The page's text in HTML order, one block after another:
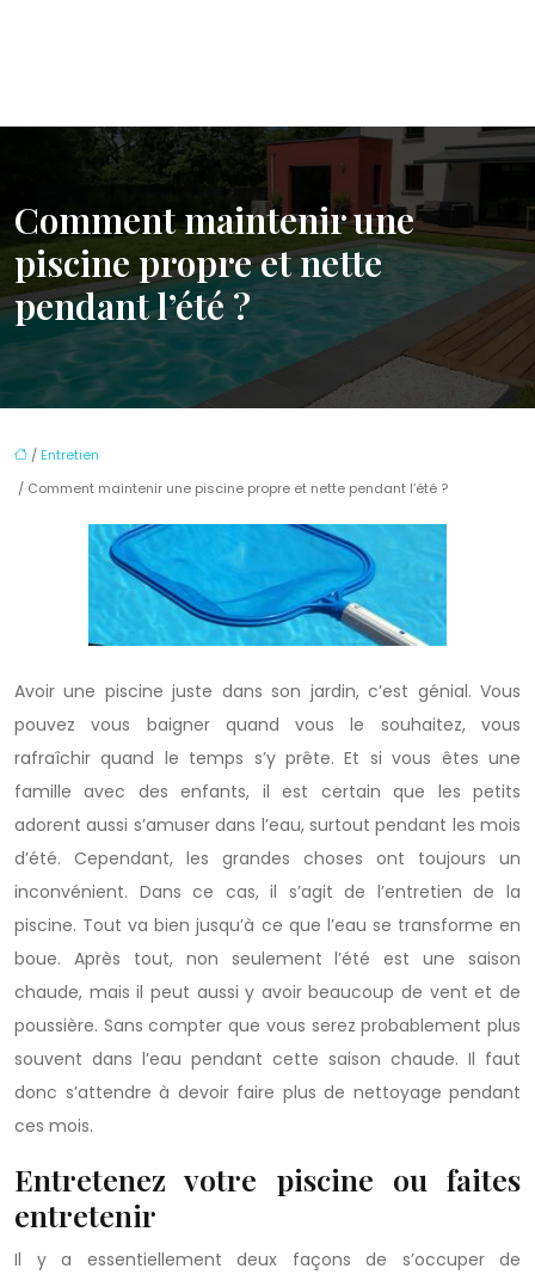
Comment maintenir une
piscine propre et nette
pendant l’été ?
/ Entretien
/ Comment maintenir une piscine propre et nette pendant l’été ?
Avoir une piscine juste dans son jardin, c’est génial. Vous
pouvez vous baigner quand vous le souhaitez, vous
rafraîchir quand le temps s’y prête. Et si vous êtes une
famille avec des enfants, il est certain que les petits
adorent aussi s’amuser dans l’eau, surtout pendant les mois
d’été. Cependant, les grandes choses ont toujours un
inconvénient. Dans ce cas, il s’agit de l’entretien de la
piscine. Tout va bien jusqu’à ce que l’eau se transforme en
boue. Après tout, non seulement l’été est une saison
chaude, mais il peut aussi y avoir beaucoup de vent et de
poussière. Sans compter que vous serez probablement plus
souvent dans l’eau pendant cette saison chaude. Il faut
donc s’attendre à devoir faire plus de nettoyage pendant
ces mois.
Entretenez votre piscine ou faites
entretenir
Il y a essentiellement deux façons de s’occuper de